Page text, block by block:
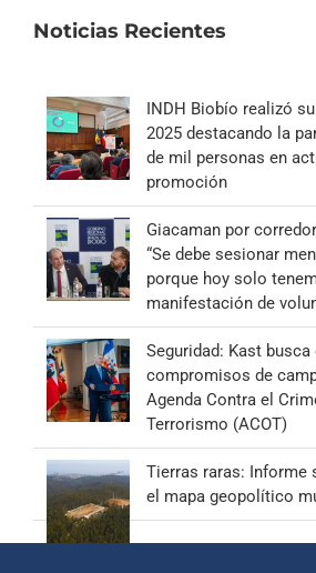
Noticias Recientes
INDH Biobío realizó
2025 destacando la
de mil personas en
promoción
Giacaman por
“Se debe sesionar
porque hoy solo
manifestación de
Seguridad: Kast
compromisos de
Agenda Contra el
Terrorismo (ACOT)
Tierras raras: Informe
el mapa geopolítico